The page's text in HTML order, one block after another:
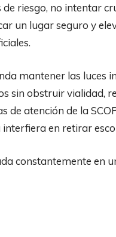
riesgo, no intentar
un lugar seguro y
mantener las luces
sin obstruir vialidad,
de atención de la
en retirar
constantemente en